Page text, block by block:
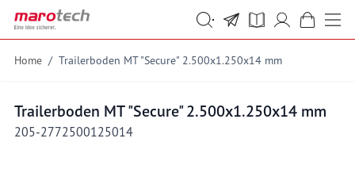
Skip to Content
Suche
Suche
Home / Trailerboden MT "Secure" 2.500x1.250x14 mm
Trailerboden MT "Secure" 2.500x1.250x14 mm
205-2772500125014